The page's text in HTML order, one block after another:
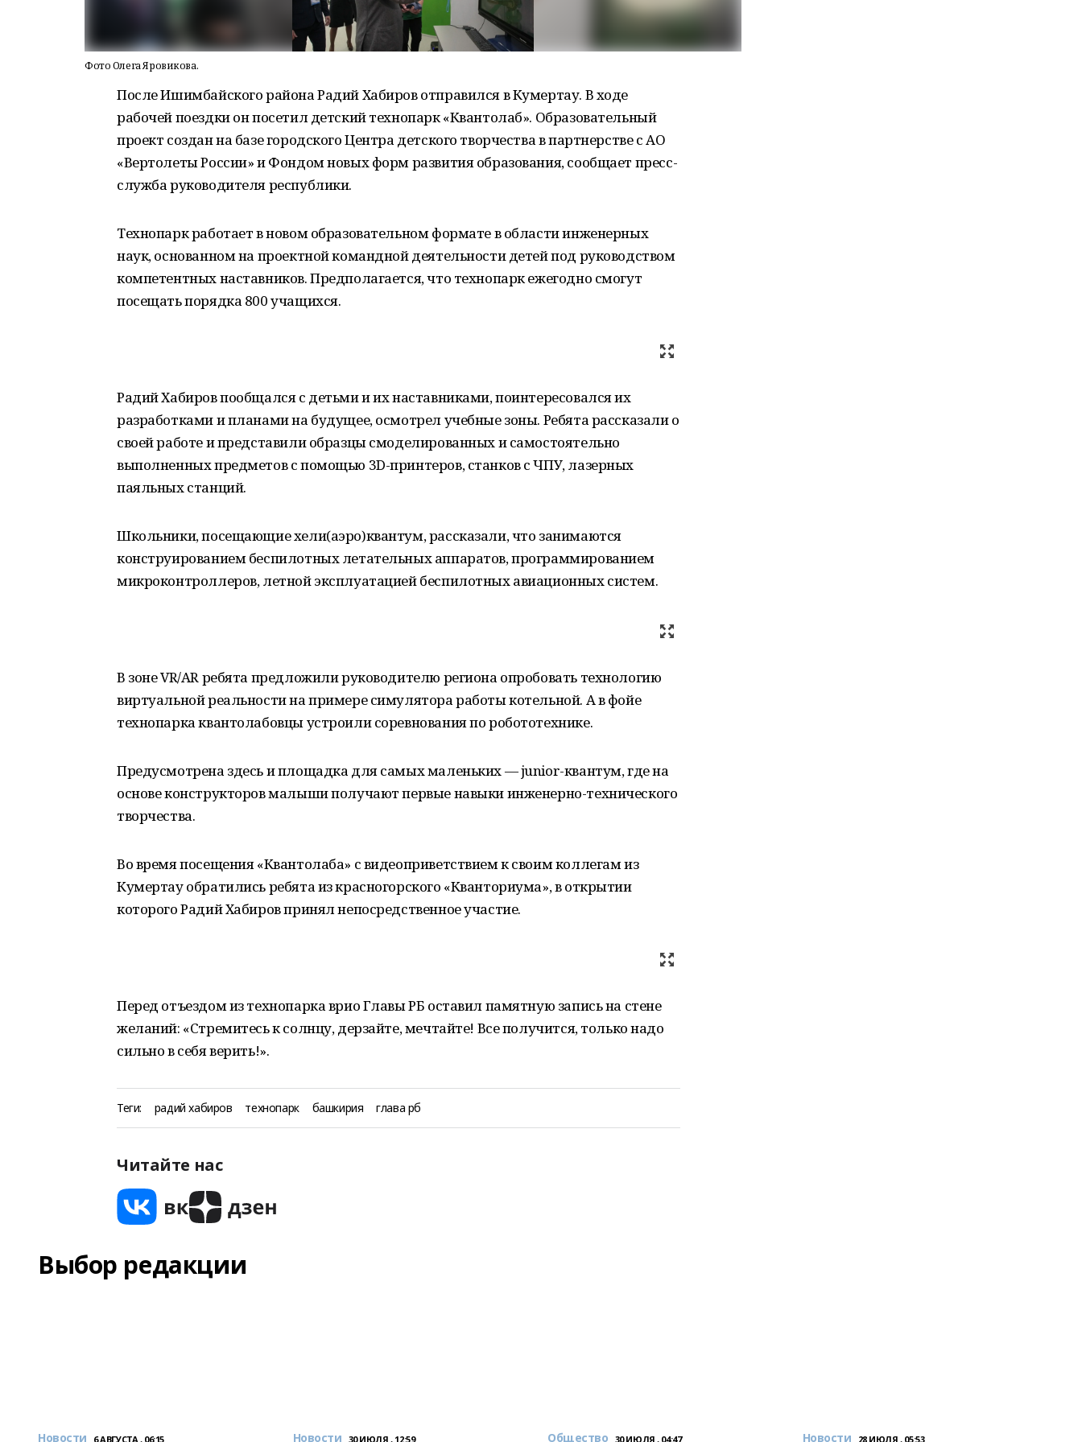
Фото Олега Яровикова.
После Ишимбайского района Радий Хабиров отправился в Кумертау. В ходе
рабочей поездки он посетил детский технопарк «Квантолаб». Образовательный
проект создан на базе городского Центра детского творчества в партнерстве с АО
«Вертолеты России» и Фондом новых форм развития образования, сообщает пресс-
служба руководителя республики.
Технопарк работает в новом образовательном формате в области инженерных
наук, основанном на проектной командной деятельности детей под руководством
компетентных наставников. Предполагается, что технопарк ежегодно смогут
посещать порядка 800 учащихся.
Радий Хабиров пообщался с детьми и их наставниками, поинтересовался их
разработками и планами на будущее, осмотрел учебные зоны. Ребята рассказали о
своей работе и представили образцы смоделированных и самостоятельно
выполненных предметов с помощью 3D-принтеров, станков с ЧПУ, лазерных
паяльных станций.
Школьники, посещающие хели(аэро)квантум, рассказали, что занимаются
конструированием беспилотных летательных аппаратов, программированием
микроконтроллеров, летной эксплуатацией беспилотных авиационных систем.
В зоне VR/AR ребята предложили руководителю региона опробовать технологию
виртуальной реальности на примере симулятора работы котельной. А в фойе
технопарка квантолабовцы устроили соревнования по робототехнике.
Предусмотрена здесь и площадка для самых маленьких — junior-квантум, где на
основе конструкторов малыши получают первые навыки инженерно-технического
творчества.
Во время посещения «Квантолаба» с видеоприветствием к своим коллегам из
Кумертау обратились ребята из красногорского «Кванториума», в открытии
которого Радий Хабиров принял непосредственное участие.
Перед отъездом из технопарка врио Главы РБ оставил памятную запись на стене
желаний: «Стремитесь к солнцу, дерзайте, мечтайте! Все получится, только надо
сильно в себя верить!».
Теги: радий хабиров технопарк башкирия глава рб
Читайте нас
Выбор редакции
Новости 6 АВГУСТА , 06:15 Новости 30 ИЮЛЯ , 12:59 Общество 30 ИЮЛЯ , 04:47 Новости 28 ИЮЛЯ , 05:53